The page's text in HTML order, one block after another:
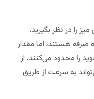
را در نظر بگیرید.
صرفه هستند، اما مقدار
را محدود می‌کنند. از
به سرعت از طریق